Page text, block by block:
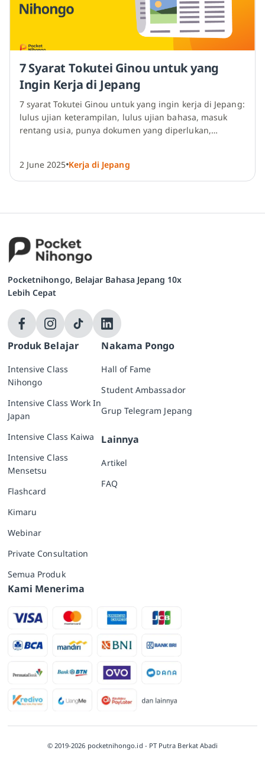
7 Syarat Tokutei Ginou untuk yang
Ingin Kerja di Jepang
7 syarat Tokutei Ginou untuk yang ingin kerja di Jepang:
lulus ujian keterampilan, lulus ujian bahasa, masuk
rentang usia, punya dokumen yang diperlukan,…
2 June 2025 Kerja di Jepang
Pocketnihongo, Belajar Bahasa Jepang 10x
Lebih Cepat
Produk Belajar
Intensive Class
Nihongo
Intensive Class Work In
Japan
Intensive Class Kaiwa
Intensive Class
Mensetsu
Flashcard
Kimaru
Webinar
Private Consultation
Semua Produk
Nakama Pongo
Hall of Fame
Student Ambassador
Grup Telegram Jepang
Lainnya
Artikel
FAQ
Kami Menerima
© 2019-2026 pocketnihongo.id - PT Putra Berkat Abadi